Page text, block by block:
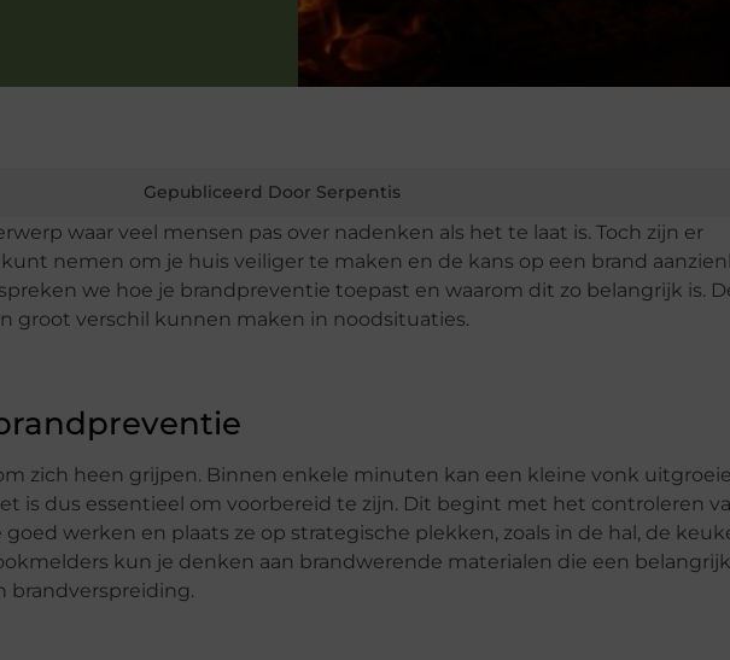
Gepubliceerd Door Serpentis
waar veel mensen pas over nadenken als het te laat is. Toch zijn er
nemen om je huis veiliger te maken en de kans op een brand
we hoe je brandpreventie toepast en waarom dit zo belangrijk is.
groot verschil kunnen maken in noodsituaties.
zich heen grijpen. Binnen enkele minuten kan een kleine vonk
is dus essentieel om voorbereid te zijn. Dit begint met het controleren
werken en plaats ze op strategische plekken, zoals in de hal, de
kun je denken aan brandwerende materialen die een
brandverspreiding.